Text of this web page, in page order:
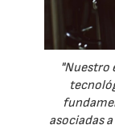
"Nuestro
asociadas